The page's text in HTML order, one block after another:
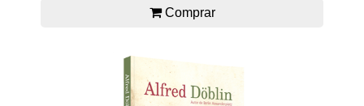
Comprar